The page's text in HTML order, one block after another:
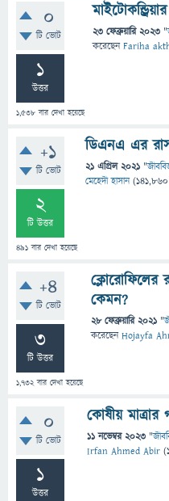
0
টি ভোট
1
উত্তর
1,538 বার দেখা হয়েছে
23 ফেব্রুয়ারি 2023 "
করেছেনFariha
+1
টি ভোট
2
টি উত্তর
491 বার দেখা হয়েছে
ডিএনএ এর
21 এপ্রিল 2021 "
মেহেদী হাসান (141,860
+4
টি ভোট
3
টি উত্তর
1,732বার দেখা হয়েছে
ক্লোরোফিলের
কেমন?
28 ফেব্রুয়ারি 2021 "
করেছেনHojayfa
0
টি ভোট
1
উত্তর
কোষীয়
11 নভেম্বর 2023 "
Irfan Ahmed Abir (